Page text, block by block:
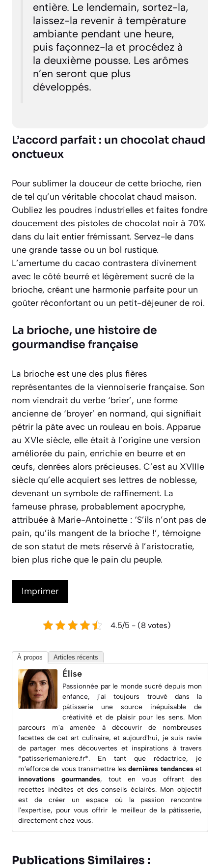
entière. Le lendemain, sortez-la,
laissez-la revenir à température
ambiante pendant une heure,
puis façonnez-la et procédez à
la deuxième pousse. Les arômes
n’en seront que plus
développés.
L’accord parfait : un chocolat chaud
onctueux
Pour sublimer la douceur de cette brioche, rien
de tel qu’un véritable chocolat chaud maison.
Oubliez les poudres industrielles et faites fondre
doucement des pistoles de chocolat noir à 70%
dans du lait entier frémissant. Servez-le dans
une grande tasse ou un bol rustique.
L’amertume du cacao contrastera divinement
avec le côté beurré et légèrement sucré de la
brioche, créant une harmonie parfaite pour un
goûter réconfortant ou un petit-déjeuner de roi.
La brioche, une histoire de
gourmandise française
La brioche est une des plus fières
représentantes de la viennoiserie française. Son
nom viendrait du verbe ‘brier’, une forme
ancienne de ‘broyer’ en normand, qui signifiait
pétrir la pâte avec un rouleau en bois. Apparue
au XVIe siècle, elle était à l’origine une version
améliorée du pain, enrichie en beurre et en
œufs, denrées alors précieuses. C’est au XVIIIe
siècle qu’elle acquiert ses lettres de noblesse,
devenant un symbole de raffinement. La
fameuse phrase, probablement apocryphe,
attribuée à Marie-Antoinette : ‘S’ils n’ont pas de
pain, qu’ils mangent de la brioche !’, témoigne
de son statut de mets réservé à l’aristocratie,
bien plus riche que le pain du peuple.
Imprimer
4.5/5 - (8 votes)
À propos Articles récents
Élise
Passionnée par le monde sucré depuis mon
enfance, j'ai toujours trouvé dans la
pâtisserie une source inépuisable de
créativité et de plaisir pour les sens. Mon
parcours m'a amenée à découvrir de nombreuses
facettes de cet art culinaire, et aujourd'hui, je suis ravie
de partager mes découvertes et inspirations à travers
*patisseriemaniere.fr*. En tant que rédactrice, je
m'efforce de vous transmettre lesdernières tendanceset
innovations gourmandes, tout en vous offrant des
recettes inédites et des conseils éclairés. Mon objectif
est de créer un espace où la passion rencontre
l'expertise, pour vous offrir le meilleur de la pâtisserie,
directement chez vous.
Publications Similaires :